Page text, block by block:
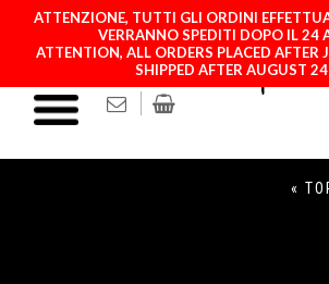
ATTENZIONE, TUTTI GLI ORDINI
VERRANNO SPEDITI DOPO IL 24
ATTENTION, ALL ORDERS PLACED AFTER
SHIPPED AFTER AUGUST
«